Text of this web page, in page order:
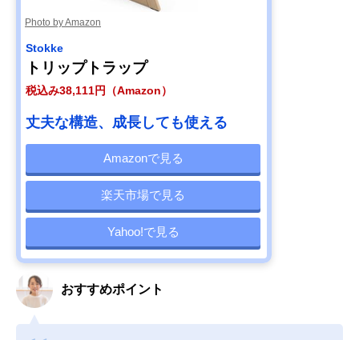
Photo by Amazon
Stokke
トリップトラップ
税込み38,111円（Amazon）
丈夫な構造、成長しても使える
Amazonで見る
楽天市場で見る
Yahoo!で見る
おすすめポイント